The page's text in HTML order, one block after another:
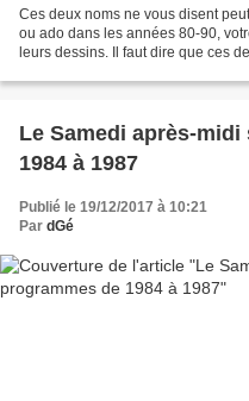
Ces deux noms ne vous disent
ou ado dans les années 80-90,
leurs dessins. Il faut dire que ces
Le Samedi après-
1984 à 1987
Publié le 19/12/2017 à 10:21
Par dGé